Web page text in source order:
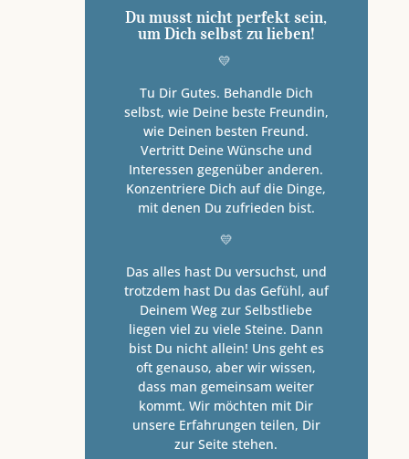
Du musst nicht perfekt sein,
um Dich selbst zu lieben!
💛
Tu Dir Gutes. Behandle Dich
selbst, wie Deine beste Freundin,
wie Deinen besten Freund.
Vertritt Deine Wünsche und
Interessen gegenüber anderen.
Konzentriere Dich auf die Dinge,
mit denen Du zufrieden bist.
💛
Das alles hast Du versuchst, und
trotzdem hast Du das Gefühl, auf
Deinem Weg zur Selbstliebe
liegen viel zu viele Steine. Dann
bist Du nicht allein! Uns geht es
oft genauso, aber wir wissen,
dass man gemeinsam weiter
kommt. Wir möchten mit Dir
unsere Erfahrungen teilen, Dir
zur Seite stehen.